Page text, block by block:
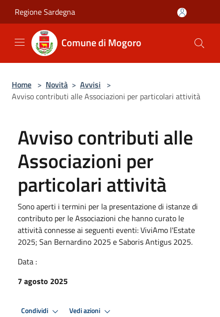
Regione Sardegna
Comune di Mogoro
Home > Novità > Avvisi >
Avviso contributi alle Associazioni per particolari attività
Avviso contributi alle
Associazioni per
particolari attività
Sono aperti i termini per la presentazione di istanze di
contributo per le Associazioni che hanno curato le
attività connesse ai seguenti eventi: ViviAmo l'Estate
2025; San Bernardino 2025 e Saboris Antigus 2025.
Data :
7 agosto 2025
Condividi Vedi azioni